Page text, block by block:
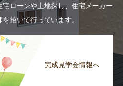
ローンや土地探し、住宅メーカー
招いて行っています。
完成見学会情報へ